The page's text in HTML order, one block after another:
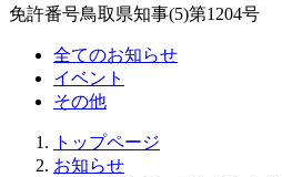
免許番号鳥取県知事(5)第1204号
全てのお知らせ
イベント
その他
トップページ
お知らせ